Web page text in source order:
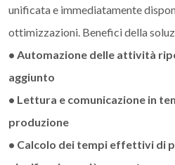
unificata e immediatamente
ottimizzazioni. Benefici della
• Automazione delle attività
aggiunto
• Lettura e comunicazione in
produzione
• Calcolo dei tempi effettivi di